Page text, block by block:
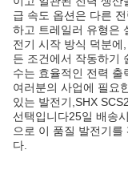
급 속도 옵션은 다른
하고 트레일러 유형은
전기 시작 방식 덕분에
든 조건에서 작동하기
수는 효율적인 전력 출
여러분의 사업에 필요
있는 발전기,SHX
선택입니다25일 배송
으로 이 품질 발전기
다.